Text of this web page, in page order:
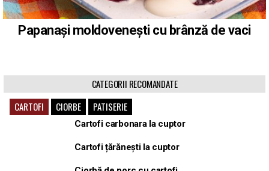
Papanași moldovenești cu brânză de vaci
CATEGORII RECOMANDATE
CARTOFI
CIORBE PATISERIE
Cartofi carbonara la cuptor
Cartofi țărănești la cuptor